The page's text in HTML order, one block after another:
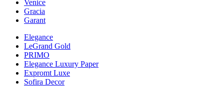
Venice
Gracia
Garant
Elegance
LeGrand Gold
PRIMO
Elegance Luxury Paper
Expromt Luxe
Sofira Decor